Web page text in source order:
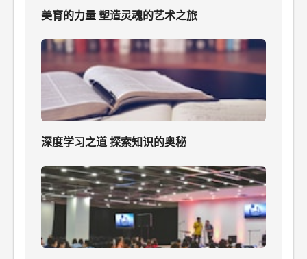
美育的力量 塑造灵魂的艺术之旅
深度学习之道 探索知识的奥秘